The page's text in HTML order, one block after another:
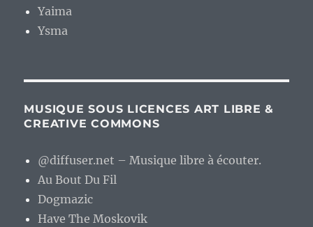
Yaima
Ysma
MUSIQUE SOUS LICENCES ART LIBRE &
CREATIVE COMMONS
@diffuser.net – Musique libre à écouter.
Au Bout Du Fil
Dogmazic
Have The Moskovik